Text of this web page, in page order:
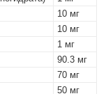
10 мг
10 мг
1 мг
90.3 мг
70 мг
50 мг